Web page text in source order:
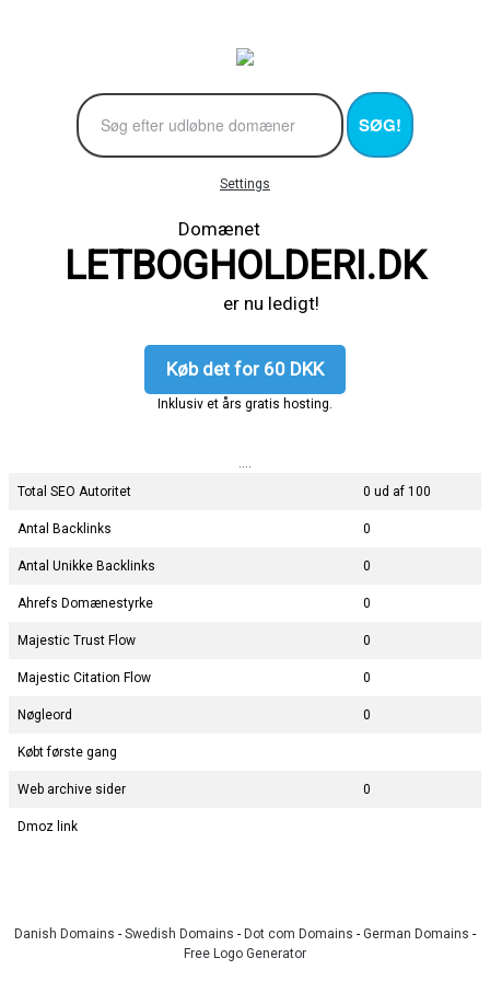
SØG!
Settings
Domænet
LETBOGHOLDERI.DK
er nu ledigt!
Køb det for 60 DKK
Inklusiv et års gratis hosting.
Total SEO Autoritet
0 ud af 100
Antal Backlinks 0
Antal Unikke Backlinks 0
Ahrefs Domænestyrke 0
Majestic Trust Flow 0
Majestic Citation Flow 0
Nøgleord 0
Købt første gang
Web archive sider 0
Dmoz link
Danish Domains - Swedish Domains - Dot com Domains - German Domains -
Free Logo Generator